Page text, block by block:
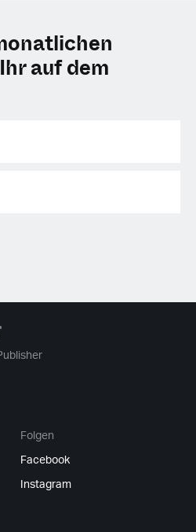
auf dem
Folgen
Facebook
Instagram